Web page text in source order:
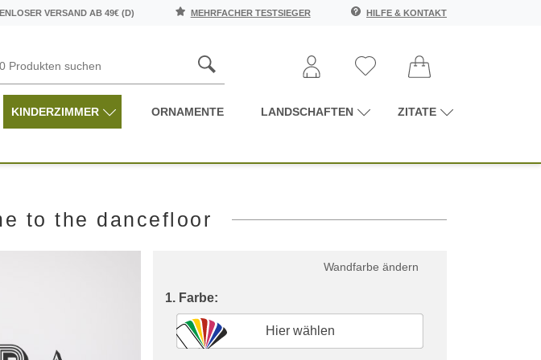
VERSAND AB 49€ (D) MEHRFACHER TESTSIEGER HILFE & KONTAKT
KINDERZIMMER ORNAMENTE LANDSCHAFTEN ZITATE
to the dancefloor
Wandfarbe ändern
1. Farbe:
Hier wählen